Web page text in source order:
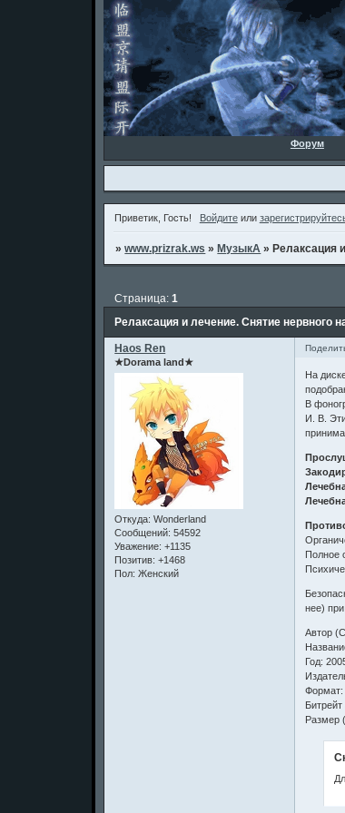
Форум
Приветик, Гость! Войдитеили
»www.prizrak.ws » МузыкА » Релаксация
Релаксация и лечение. Снятие нервного
Страница:1
Haos Ren
★Dorama land★
Откуда: Wonderland
Сообщений: 54592
Уважение: +1135
Позитив: +1468
Пол: Женский
На
В
И. В.
Полное
нее)
Автор
Год:
Формат:
Размер